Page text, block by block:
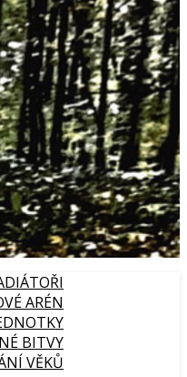
ARÉN
BITVY
VĚKŮ